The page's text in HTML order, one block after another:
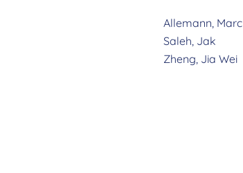
Allemann, Marc
Saleh, Jak
Zheng, Jia Wei